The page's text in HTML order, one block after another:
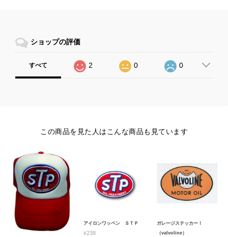
ショップの評価
すべて 2 0 0
この商品を見た人はこんな商品も見ています
アイロンワッペン ＳＴＰ
¥238
ガレージステッカー！
（valvoline）